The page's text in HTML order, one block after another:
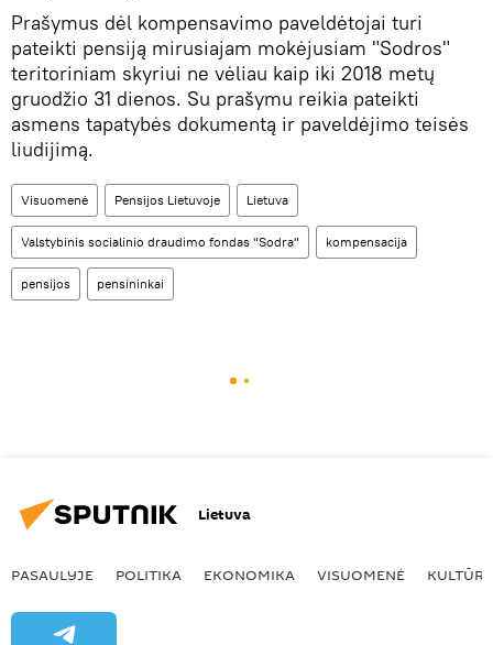
Prašymus dėl kompensavimo paveldėtojai turi
pateikti pensiją mirusiajam mokėjusiam "Sodros"
teritoriniam skyriui ne vėliau kaip iki 2018 metų
gruodžio 31 dienos. Su prašymu reikia pateikti
asmens tapatybės dokumentą ir paveldėjimo teisės
liudijimą.
Visuomenė Pensijos Lietuvoje Lietuva
Valstybinis socialinio draudimo fondas "Sodra" kompensacija
pensijos pensininkai
Lietuva
PASAULYJE POLITIKA EKONOMIKA VISUOMENĖ KULTŪRA